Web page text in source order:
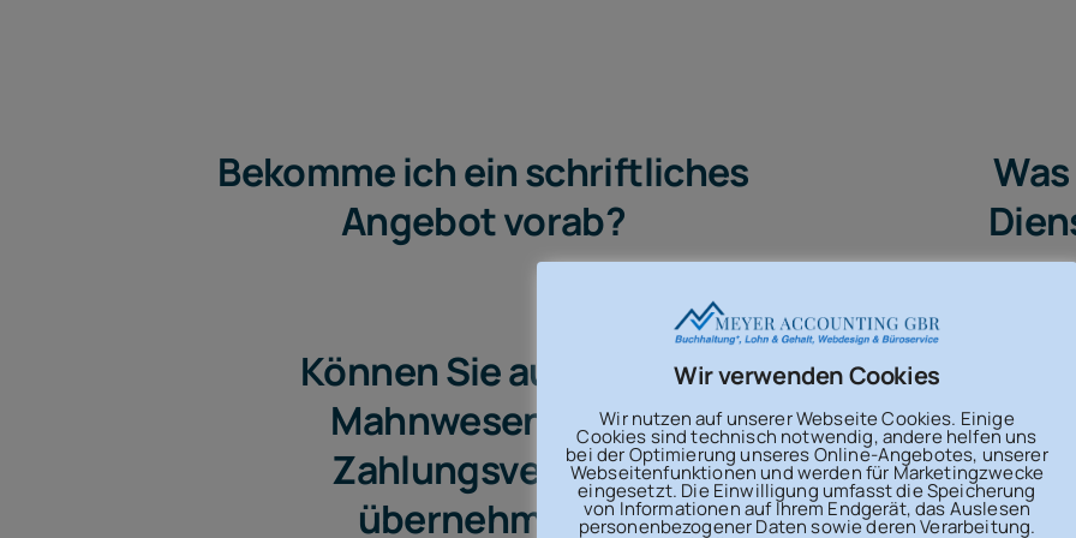
Bekomme ich ein schriftliches
Angebot vorab?
Können Sie auch das
Mahnwesen oder
Zahlungsverkehr
übernehmen?
Können
Wir verwenden Cookies
Wir nutzen auf unserer Webseite Cookies. Einige
Cookies sind technisch notwendig, andere helfen uns
bei der Optimierung unseres Online-Angebotes, unserer
Webseitenfunktionen und werden für Marketingzwecke
eingesetzt. Die Einwilligung umfasst die Speicherung
von Informationen auf Ihrem Endgerät, das Auslesen
personenbezogener Daten sowie deren Verarbeitung.